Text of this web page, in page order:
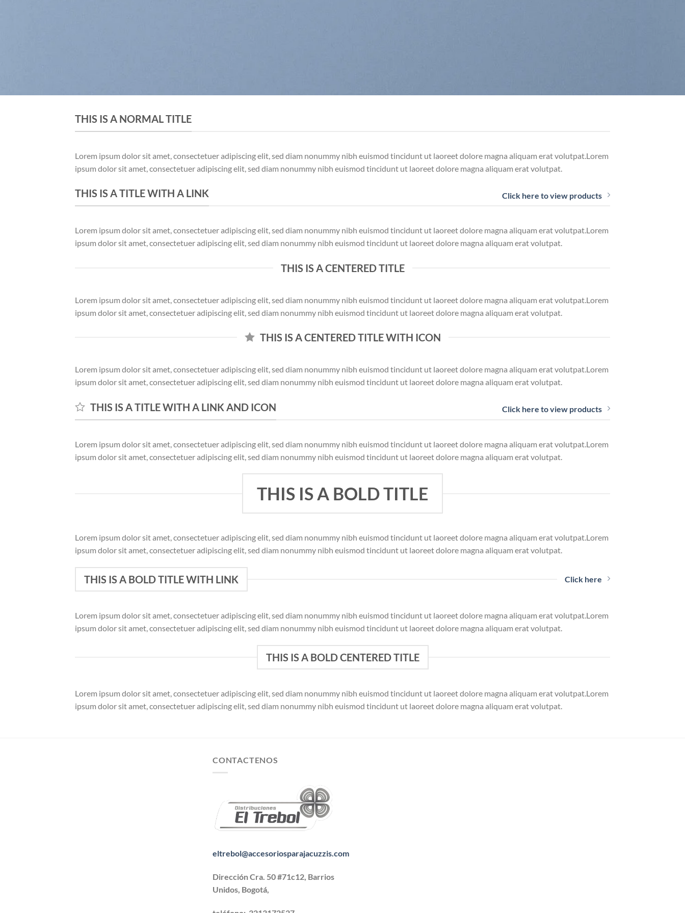
THIS IS A NORMAL TITLE
Lorem ipsum dolor sit amet, consectetuer adipiscing elit, sed diam nonummy nibh euismod tincidunt ut laoreet dolore magna aliquam erat volutpat.Lorem
ipsum dolor sit amet, consectetuer adipiscing elit, sed diam nonummy nibh euismod tincidunt ut laoreet dolore magna aliquam erat volutpat.
THIS IS A TITLE WITH A LINK Click here to view products
Lorem ipsum dolor sit amet, consectetuer adipiscing elit, sed diam nonummy nibh euismod tincidunt ut laoreet dolore magna aliquam erat volutpat.Lorem
ipsum dolor sit amet, consectetuer adipiscing elit, sed diam nonummy nibh euismod tincidunt ut laoreet dolore magna aliquam erat volutpat.
THIS IS A CENTERED TITLE
Lorem ipsum dolor sit amet, consectetuer adipiscing elit, sed diam nonummy nibh euismod tincidunt ut laoreet dolore magna aliquam erat volutpat.Lorem
ipsum dolor sit amet, consectetuer adipiscing elit, sed diam nonummy nibh euismod tincidunt ut laoreet dolore magna aliquam erat volutpat.
THIS IS A CENTERED TITLE WITH ICON
Lorem ipsum dolor sit amet, consectetuer adipiscing elit, sed diam nonummy nibh euismod tincidunt ut laoreet dolore magna aliquam erat volutpat.Lorem
ipsum dolor sit amet, consectetuer adipiscing elit, sed diam nonummy nibh euismod tincidunt ut laoreet dolore magna aliquam erat volutpat.
THIS IS A TITLE WITH A LINK AND ICON Click here to view products
Lorem ipsum dolor sit amet, consectetuer adipiscing elit, sed diam nonummy nibh euismod tincidunt ut laoreet dolore magna aliquam erat volutpat.Lorem
ipsum dolor sit amet, consectetuer adipiscing elit, sed diam nonummy nibh euismod tincidunt ut laoreet dolore magna aliquam erat volutpat.
THIS IS A BOLD TITLE
Lorem ipsum dolor sit amet, consectetuer adipiscing elit, sed diam nonummy nibh euismod tincidunt ut laoreet dolore magna aliquam erat volutpat.Lorem
ipsum dolor sit amet, consectetuer adipiscing elit, sed diam nonummy nibh euismod tincidunt ut laoreet dolore magna aliquam erat volutpat.
THIS IS A BOLD TITLE WITH LINK Click here
Lorem ipsum dolor sit amet, consectetuer adipiscing elit, sed diam nonummy nibh euismod tincidunt ut laoreet dolore magna aliquam erat volutpat.Lorem
ipsum dolor sit amet, consectetuer adipiscing elit, sed diam nonummy nibh euismod tincidunt ut laoreet dolore magna aliquam erat volutpat.
THIS IS A BOLD CENTERED TITLE
Lorem ipsum dolor sit amet, consectetuer adipiscing elit, sed diam nonummy nibh euismod tincidunt ut laoreet dolore magna aliquam erat volutpat.Lorem
ipsum dolor sit amet, consectetuer adipiscing elit, sed diam nonummy nibh euismod tincidunt ut laoreet dolore magna aliquam erat volutpat.
CONTACTENOS
eltrebol@accesoriosparajacuzzis.com
Dirección Cra. 50 #71c12, Barrios
Unidos, Bogotá,